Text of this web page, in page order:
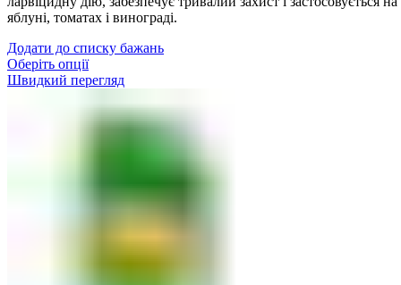
яблуні, томатах і винограді.
Додати до списку бажань
Оберіть опції
Швидкий перегляд